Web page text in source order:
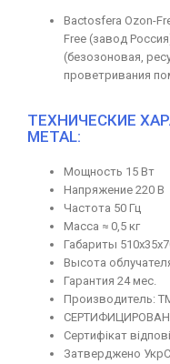
Bactosfera Ozon-
Free (завод
(безозоновая,
проветривания
ТЕХНИЧЕСКИЕ
METAL:
Мощность 15 Вт
Напряжение 220 В
Частота 50 Гц
Масса ≈ 0,5 кг
Габариты
Высота
Гарантия 24 мес.
Производитель:
Сертифікат
Затверджено